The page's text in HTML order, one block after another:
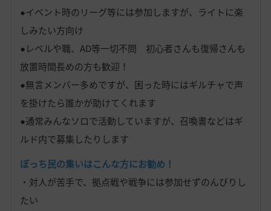
●イベント時のリーグ等には参加しますが、ライトに楽
しみたい方向け
●レベルや職、AD等一切不問 初心者さんも復帰さんも
放置時間長めの方も歓迎！
●無言メンバー多めですが、困った時にはギルチャで声
を掛けたら誰かが助けてくれます
●通常みんなソロで活動していますが、召喚書などはギ
ルド内で募集したりします
ぼっち民の集いはこんな方にお勧め！
・対人が苦手で、拠点戦や戦争には参加せずのんびりし
たい